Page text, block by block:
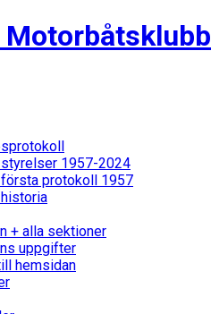
Motorbåtsklubb
1957-2024
protokoll 1957
+ alla sektioner
uppgifter
hemsidan